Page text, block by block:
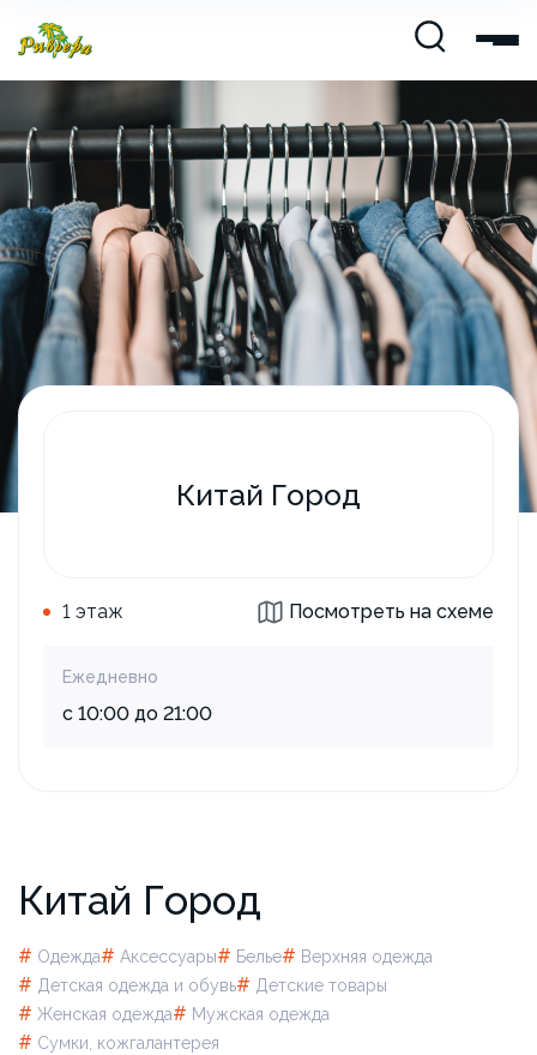
Китай Город
# Одежда# Аксессуары# Белье# Верхняя одежда
# Детская одежда и обувь# Детские товары
# Женская одежда# Мужская одежда
# Сумки, кожгалантерея
Китай Город
1 этаж Посмотреть на схеме
Ежедневно
с 10:00 до 21:00